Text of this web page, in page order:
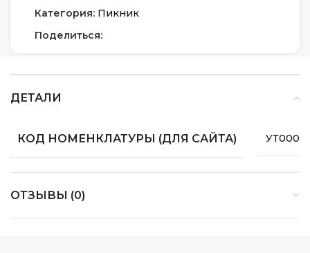
Категория: Пикник
Поделиться:
ДЕТАЛИ
КОД НОМЕНКЛАТУРЫ (ДЛЯ САЙТА)
ОТЗЫВЫ (0)